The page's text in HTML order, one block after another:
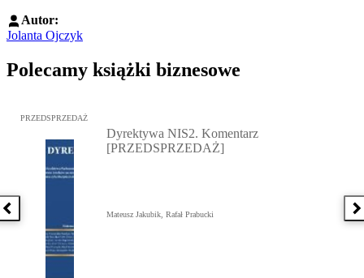
Autor:
Jolanta Ojczyk
Polecamy książki biznesowe
Poprzednia książka
Przejdź do: Dyrektywa NIS2. Komentarz [PRZEDSPRZEDAŻ],
PRZEDSPRZEDAŻ
Dyrektywa NIS2. Komentarz
[PRZEDSPRZEDAŻ]
Mateusz Jakubik, Rafał Prabucki